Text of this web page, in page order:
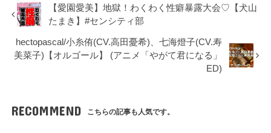
【愛園愛美】地獄！わくわく性癖暴露大会♡【犬山
たまき】#センシティ部
hectopascal/小糸侑(CV.高田憂希)、七海燈子(CV.寿
美菜子)【オルゴール】 (アニメ「やがて君になる」
ED)
RECOMMEND こちらの記事も人気です。